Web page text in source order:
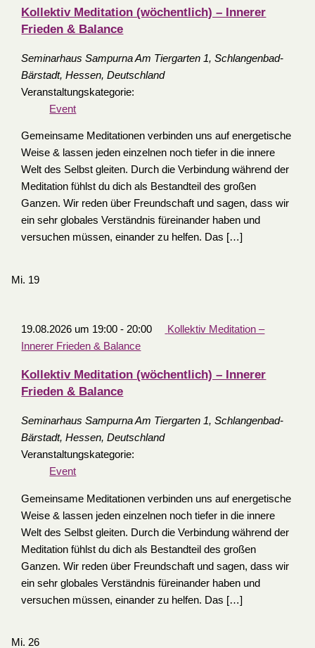
Kollektiv Meditation (wöchentlich) – Innerer
Frieden & Balance
Seminarhaus SampurnaAm Tiergarten 1, Schlangenbad-
Bärstadt, Hessen, Deutschland
Veranstaltungskategorie:
Event
Gemeinsame Meditationen verbinden uns auf energetische
Weise & lassen jeden einzelnen noch tiefer in die innere
Welt des Selbst gleiten. Durch die Verbindung während der
Meditation fühlst du dich als Bestandteil des großen
Ganzen. Wir reden über Freundschaft und sagen, dass wir
ein sehr globales Verständnis füreinander haben und
versuchen müssen, einander zu helfen. Das […]
Mi. 19
19.08.2026 um 19:00 - 20:00
Kollektiv Meditation –
Innerer Frieden & Balance
Kollektiv Meditation (wöchentlich) – Innerer
Frieden & Balance
Seminarhaus SampurnaAm Tiergarten 1, Schlangenbad-
Bärstadt, Hessen, Deutschland
Veranstaltungskategorie:
Event
Gemeinsame Meditationen verbinden uns auf energetische
Weise & lassen jeden einzelnen noch tiefer in die innere
Welt des Selbst gleiten. Durch die Verbindung während der
Meditation fühlst du dich als Bestandteil des großen
Ganzen. Wir reden über Freundschaft und sagen, dass wir
ein sehr globales Verständnis füreinander haben und
versuchen müssen, einander zu helfen. Das […]
Mi. 26